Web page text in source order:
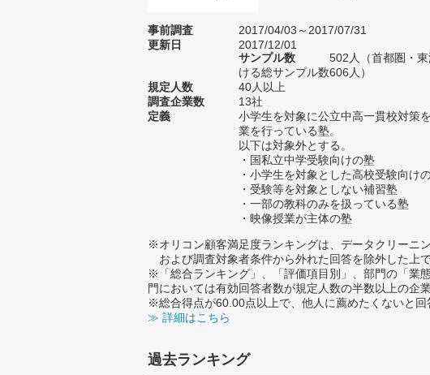
事前調査
2017/04/03～2017/07/31
更新日
2017/12/01
サンプル数
502人（首都圏・
ける総サンプル数606人）
規定人数
40人以上
調査企業数
13社
定義
小学生を対象に公立中高一貫校対策
業を行っている塾。
以下は対象外とする。
・国私立中学受験向けの塾
・小学生を対象とした高校受験向け
・受験等を対象としない補習塾
・一部の教科のみを扱っている塾
・映像授業が主体の塾
※オリコン顧客満足度ランキングは、データクリーニ
および調査対象者条件から外れた回答を除外した上で
※「総合ランキング」、「評価項目別」、部門の「業
門においては有効回答者数が規定人数の半数以上の企
※総合得点が60.00点以上で、他人に薦めたくないと
≫ 詳細はこちら
過去ランキング